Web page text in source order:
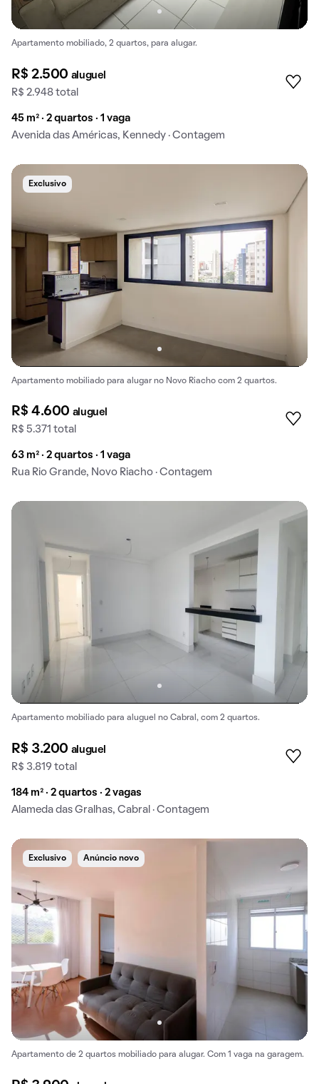
Apartamento mobiliado, 2 quartos, para alugar.
R$ 2.500 aluguel
R$ 2.948 total
45 m² · 2 quartos · 1 vaga
Avenida das Américas, Kennedy · Contagem
Exclusivo
Apartamento mobiliado para alugar no Novo Riacho com 2 quartos.
R$ 4.600 aluguel
R$ 5.371 total
63 m² · 2 quartos · 1 vaga
Rua Rio Grande, Novo Riacho · Contagem
Apartamento mobiliado para aluguel no Cabral, com 2 quartos.
R$ 3.200 aluguel
R$ 3.819 total
184 m² · 2 quartos · 2 vagas
Alameda das Gralhas, Cabral · Contagem
Exclusivo Anúncio novo
Apartamento de 2 quartos mobiliado para alugar. Com 1 vaga na garagem.